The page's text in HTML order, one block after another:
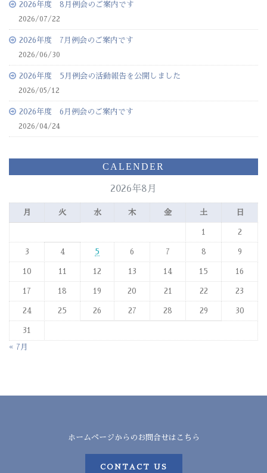
2026年度 8月例会のご案内です
2026/07/22
2026年度 7月例会のご案内です
2026/06/30
2026年度 5月例会の活動報告を公開しました
2026/05/12
2026年度 6月例会のご案内です
2026/04/24
CALENDER
2026年8月
月 火 水 木 金 土 日
1 2
3 4 5 6 7 8 9
10 11 12 13 14 15 16
17 18 19 20 21 22 23
24 25 26 27 28 29 30
31
« 7月
ホームページからのお問合せはこちら
CONTACT US